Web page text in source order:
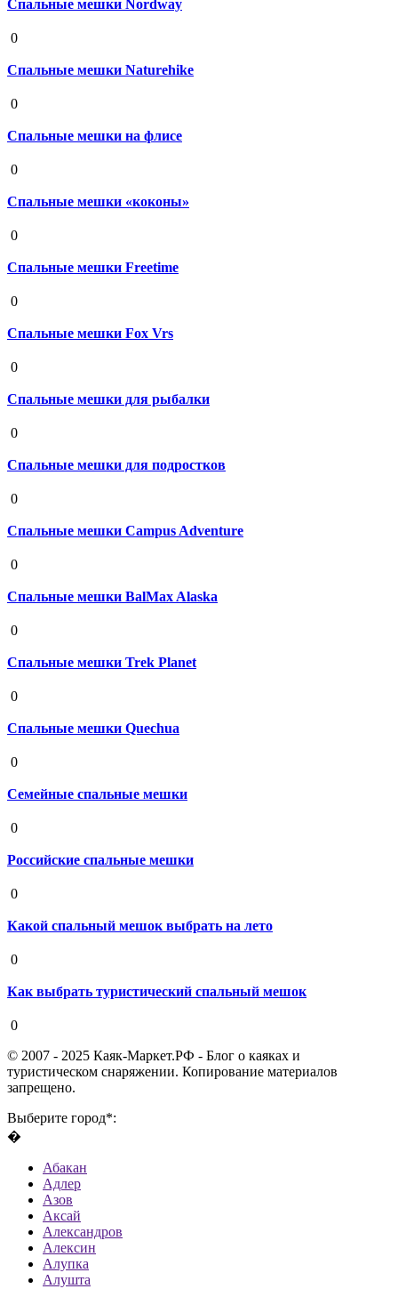
Спальные мешки Nordway
0
Спальные мешки Naturehike
0
Спальные мешки на флисе
0
Спальные мешки «коконы»
0
Спальные мешки Freetime
0
Спальные мешки Fox Vrs
0
Спальные мешки для рыбалки
0
Спальные мешки для подростков
0
Спальные мешки Campus Adventure
0
Спальные мешки BalMax Alaska
0
Спальные мешки Trek Planet
0
Спальные мешки Quechua
0
Семейные спальные мешки
0
Российские спальные мешки
0
Какой спальный мешок выбрать на лето
0
Как выбрать туристический спальный мешок
0
© 2007 - 2025 Каяк-Маркет.РФ - Блог о каяках и
туристическом снаряжении. Копирование материалов
запрещено.
Выберите город*:
�
Абакан
Адлер
Азов
Аксай
Александров
Алексин
Алупка
Алушта